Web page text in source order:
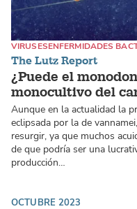
The Lutz Report
¿Puede el
monocultivo del
VIRUSESENFERMIDADES
Aunque en la actualidad la
eclipsada por la de
resurgir, ya que muchos
de que podría ser una
producción…
OCTUBRE 2023